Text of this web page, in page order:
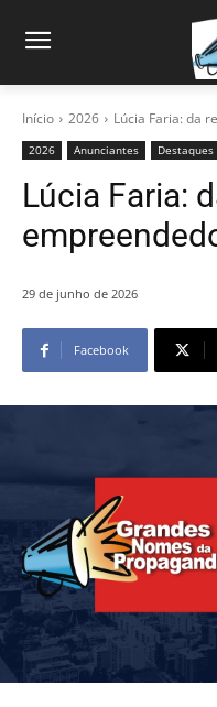
Início 2026 Lúcia Faria: da
2026 Anunciantes Destaques
Lúcia Faria:
29 de junho de 2026
Facebook